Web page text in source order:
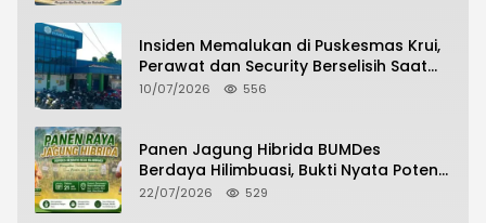
Insiden Memalukan di Puskesmas Krui,
Perawat dan Security Berselisih Saat
Pelayanan Pasien Berlangsung
10/07/2026 556
Panen Jagung Hibrida BUMDes
Berdaya Hilimbuasi, Bukti Nyata Potensi
Pertanian Desa
22/07/2026 529